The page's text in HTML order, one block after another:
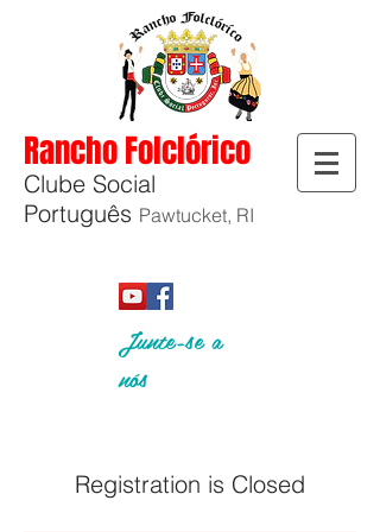
Rancho Folclórico
Clube Social
Português Pawtucket, RI
Junte-se a
nós
Registration is Closed